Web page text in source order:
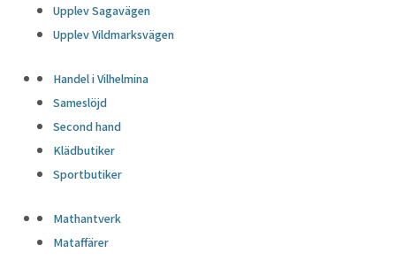
Upplev Sagavägen
Upplev Vildmarksvägen
Handel i Vilhelmina
Sameslöjd
Second hand
Klädbutiker
Sportbutiker
Mathantverk
Mataffärer